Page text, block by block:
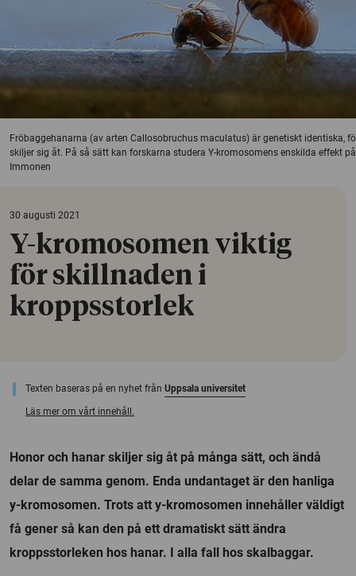
Fröbaggehanarna (av arten Callosobruchus maculatus) är genetiskt identiska,
skiljer sig åt. På så sätt kan forskarna studera Y-kromosomens enskilda effekt
Immonen
30 augusti 2021
Y-kromosomen viktig
för skillnaden i
kroppsstorlek
Texten baseras på en nyhet från Uppsala universitet
Läs mer om vårt innehåll.
Honor och hanar skiljer sig åt på många sätt, och ändå
delar de samma genom. Enda undantaget är den hanliga
y-kromosomen. Trots att y-kromosomen innehåller väldigt
få gener så kan den på ett dramatiskt sätt ändra
kroppsstorleken hos hanar. I alla fall hos skalbaggar.